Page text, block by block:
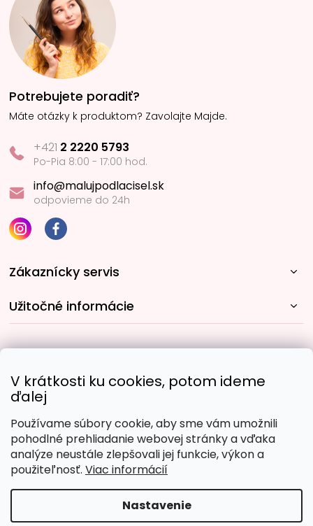
V krátkosti ku cookies, potom ideme
ďalej
Používame súbory cookie, aby sme vám umožnili
pohodlné prehliadanie webovej stránky a vďaka
analýze neustále zlepšovali jej funkcie, výkon a
použiteľnosť. Viac informácií
Nastavenie
Potrebujete poradiť?
Máte otázky k produktom? Zavolajte Majde.
+421 2 2220 5793
Po-Pia 8:00 - 17:00 hod.
info@malujpodlacisel.sk
odpovieme do 24h
Zákaznícky servis
Užitočné informácie
Obľúbené spôsoby platby:
Copyright 2026Malujpodlacisel.sk. Všetky práva